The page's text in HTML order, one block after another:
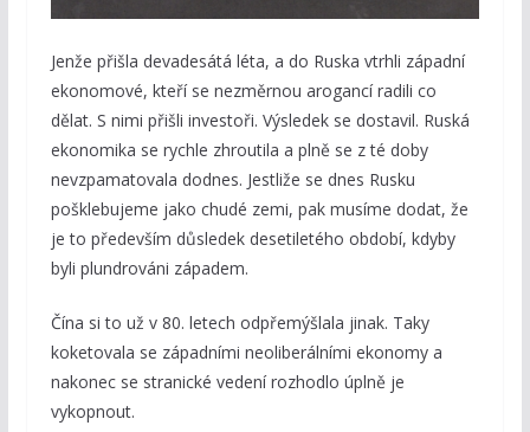
Jenže přišla devadesátá léta, a do Ruska vtrhli západní
ekonomové, kteří se nezměrnou arogancí radili co
dělat. S nimi přišli investoři. Výsledek se dostavil. Ruská
ekonomika se rychle zhroutila a plně se z té doby
nevzpamatovala dodnes. Jestliže se dnes Rusku
pošklebujeme jako chudé zemi, pak musíme dodat, že
je to především důsledek desetiletého období, kdyby
byli plundrováni západem.
Čína si to už v 80. letech odpřemýšlala jinak. Taky
koketovala se západními neoliberálními ekonomy a
nakonec se stranické vedení rozhodlo úplně je
vykopnout.